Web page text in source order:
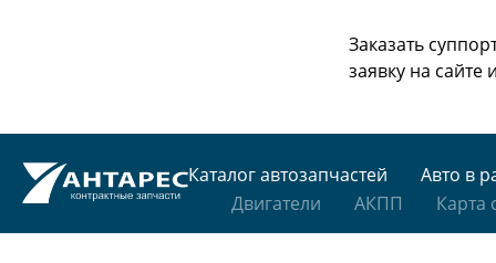
Заказать
заявку на сайте
Каталог автозапчастей
Авто в
Двигатели
АКПП Карта